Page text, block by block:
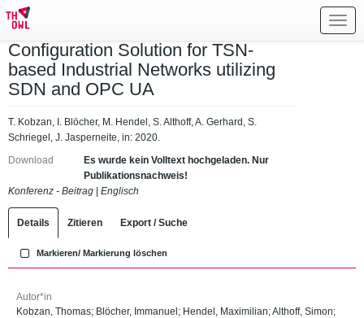
Configuration Solution for TSN-
based Industrial Networks utilizing
SDN and OPC UA
T. Kobzan, I. Blöcher, M. Hendel, S. Althoff, A. Gerhard, S.
Schriegel, J. Jasperneite, in: 2020.
Download
Es wurde kein Volltext hochgeladen. Nur
Publikationsnachweis!
Konferenz - Beitrag
Englisch
Details Zitieren Export / Suche
Markieren/ Markierung löschen
Autor*in
Kobzan, Thomas; Blöcher, Immanuel ; Hendel, Maximilian;Althoff, Simon;